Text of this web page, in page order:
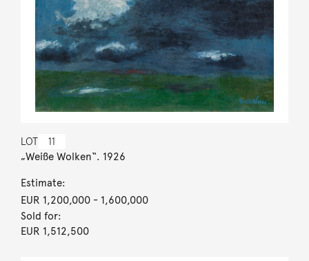
LOT 11
„Weiße Wolken“. 1926
Estimate:
EUR 1,200,000- 1,600,000
Sold for:
EUR 1,512,500